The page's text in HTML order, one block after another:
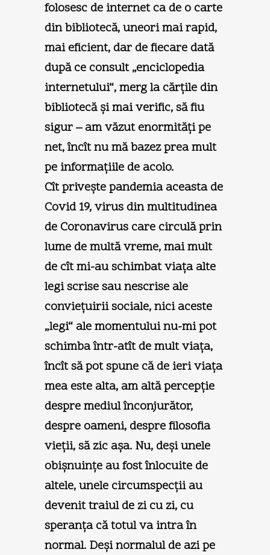
folosesc de internet ca de o carte
din bibliotecă, uneori mai rapid,
mai eficient, dar de fiecare dată
după ce consult „enciclopedia
internetului“, merg la cărţile din
bibliotecă şi mai verific, să fiu
sigur – am văzut enormităţi pe
net, încît nu mă bazez prea mult
pe informaţiile de acolo.
Cît priveşte pandemia aceasta de
Covid 19, virus din multitudinea
de Coronavirus care circulă prin
lume de multă vreme, mai mult
de cît mi-au schimbat viaţa alte
legi scrise sau nescrise ale
convieţuirii sociale, nici aceste
„legi“ ale momentului nu-mi pot
schimba într-atît de mult viaţa,
încît să pot spune că de ieri viaţa
mea este alta, am altă percepţie
despre mediul înconjurător,
despre oameni, despre filosofia
vieţii, să zic aşa. Nu, deşi unele
obişnuinţe au fost înlocuite de
altele, unele circumspecţii au
devenit traiul de zi cu zi, cu
speranţa că totul va intra în
normal. Deşi normalul de azi pe